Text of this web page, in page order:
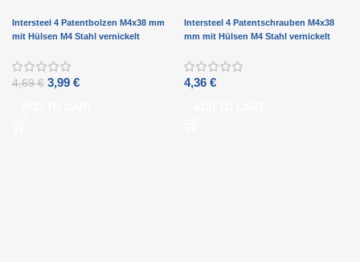
Intersteel 4 Patentbolzen M4x38 mm
mit Hülsen M4 Stahl vernickelt
4,69€ 3,99 €
Intersteel 4 Patentschrauben M4x38
mm mit Hülsen M4 Stahl vernickelt
4,36 €